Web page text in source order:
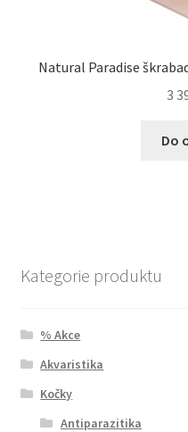
Natural Paradise
3
Do
Kategorie produktu
% Akce
Akvaristika
Kočky
Antiparazitika